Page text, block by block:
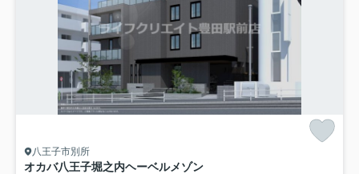
八王子市別所
オカバ八王子堀之内ヘーベルメゾン